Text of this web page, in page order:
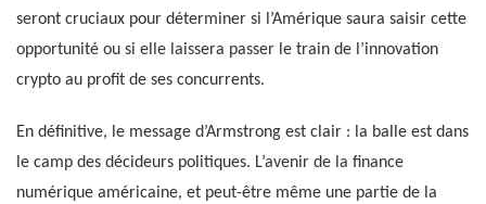
seront cruciaux pour déterminer si l’Amérique saura saisir cette
opportunité ou si elle laissera passer le train de l’innovation
crypto au profit de ses concurrents.
En définitive, le message d’Armstrong est clair : la balle est dans
le camp des décideurs politiques. L’avenir de la finance
numérique américaine, et peut-être même une partie de la